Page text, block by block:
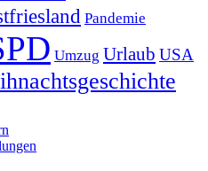
Pandemie
Umzug Urlaub USA